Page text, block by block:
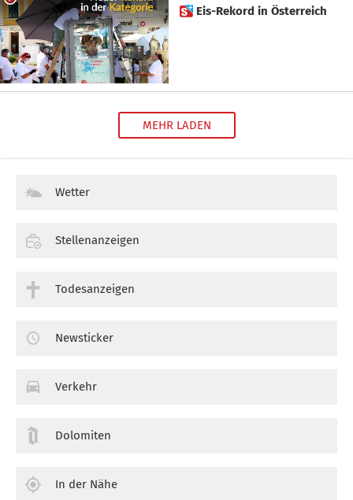
 Eis-Rekord in Österreich
MEHR LADEN
Wetter
Stellenanzeigen
Todesanzeigen
Newsticker
Verkehr
Dolomiten
In der Nähe